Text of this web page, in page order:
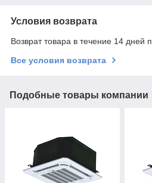
Условия возврата
Возврат товара в течение 14 дней
Все условия возврата
Подобные товары компании